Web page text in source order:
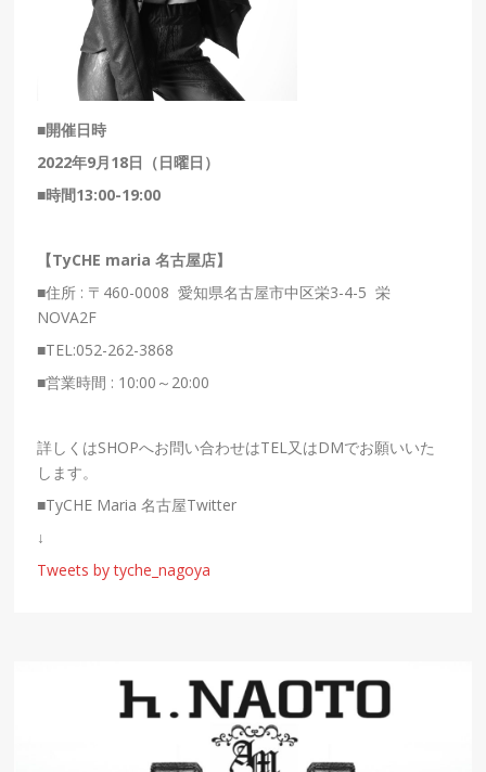
■開催日時
2022年9月18日（日曜日）
■時間13:00-19:00
【TyCHE maria 名古屋店】
■住所 : 〒460-0008 愛知県名古屋市中区栄3-4-5 栄
NOVA2F
■TEL:052-262-3868
■営業時間 : 10:00～20:00
詳しくはSHOPへお問い合わせはTEL又はDMでお願いいた
します。
■TyCHE Maria 名古屋Twitter
↓
Tweets by tyche_nagoya